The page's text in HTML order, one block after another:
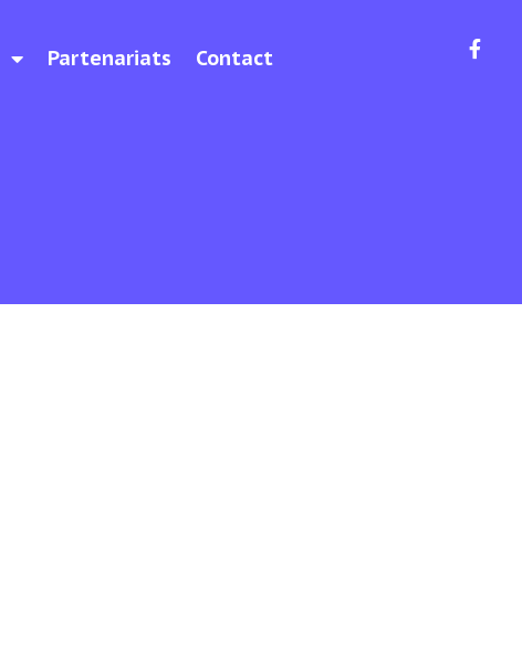
Partenariats Contact